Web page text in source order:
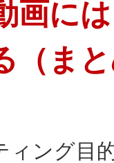
画に
（ま
ィング目